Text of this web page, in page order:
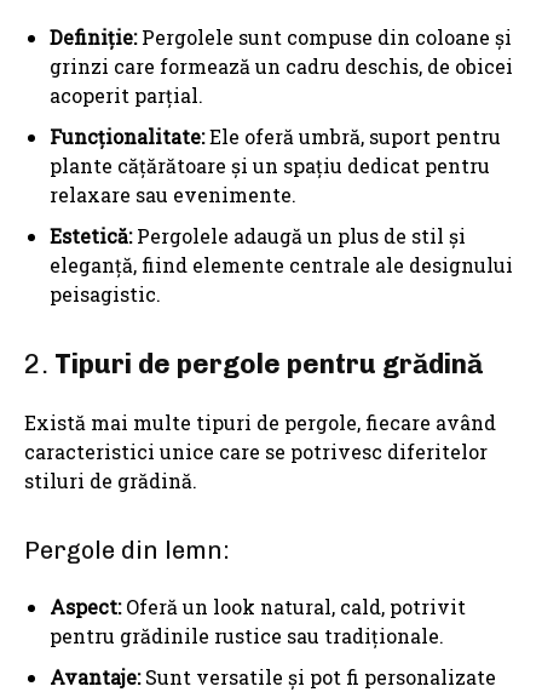
Definiție:Pergolele sunt compuse din coloane și
grinzi care formează un cadru deschis, de obicei
acoperit parțial.
Funcționalitate:Ele oferă umbră, suport pentru
plante cățărătoare și un spațiu dedicat pentru
relaxare sau evenimente.
Estetică:Pergolele adaugă un plus de stil și
eleganță, fiind elemente centrale ale designului
peisagistic.
2. Tipuri de pergole pentru grădină
Există mai multe tipuri de pergole, fiecare având
caracteristici unice care se potrivesc diferitelor
stiluri de grădină.
Pergole din lemn:
Aspect:Oferă un look natural, cald, potrivit
pentru grădinile rustice sau tradiționale.
Avantaje:Sunt versatile și pot fi personalizate